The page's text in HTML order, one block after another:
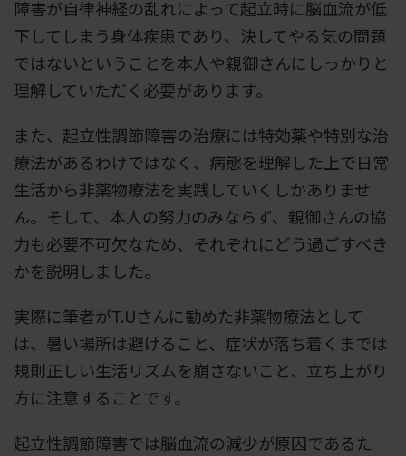
障害が自律神経の乱れによって起立時に脳血流が低
下してしまう身体疾患であり、決してやる気の問題
ではないということを本人や親御さんにしっかりと
理解していただく必要があります。
また、起立性調節障害の治療には特効薬や特別な治
療法があるわけではなく、病態を理解した上で日常
生活から非薬物療法を実践していくしかありませ
ん。そして、本人の努力のみならず、親御さんの協
力も必要不可欠なため、それぞれにどう過ごすべき
かを説明しました。
実際に筆者がT.Uさんに勧めた非薬物療法として
は、暑い場所は避けること、症状が落ち着くまでは
規則正しい生活リズムを崩さないこと、立ち上がり
方に注意することです。
起立性調節障害では脳血流の減少が原因であるた